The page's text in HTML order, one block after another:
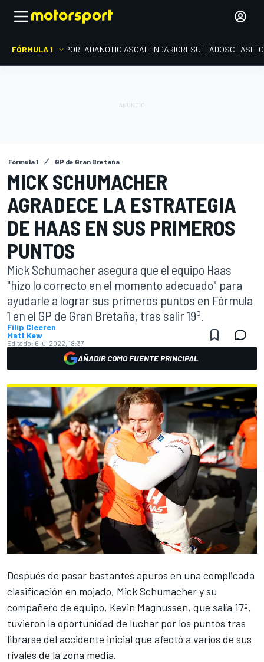
FÓRMULA 1 PORTADANOTICIASCALENDARIORESULTADOS
Fórmula 1 GP de Gran Bretaña
MICK SCHUMACHER
AGRADECE LA ESTRATEGIA
DE HAAS EN SUS PRIMEROS
PUNTOS
Mick Schumacher asegura que el equipo Haas
"hizo lo correcto en el momento adecuado" para
ayudarle a lograr sus primeros puntos en Fórmula
1 en el GP de Gran Bretaña, tras salir 19º.
Filip Cleeren
Matt Kew
Editado: 6 jul 2022, 18:37
AÑADIR COMO FUENTE PRINCIPAL
Después de pasar bastantes apuros en una complicada
clasificación en mojado, Mick Schumachery su
compañero de equipo, Kevin Magnussen, que salía 17º,
tuvieron la oportunidad de luchar por los puntos tras
librarse del accidente inicial que afectó a varios de sus
rivales de la zona media.